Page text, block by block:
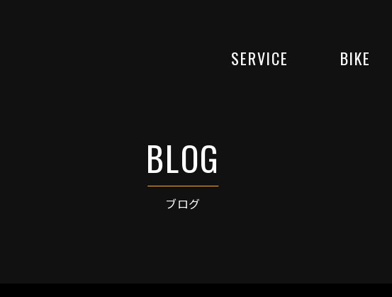
SERVICE BIKE
ブログ